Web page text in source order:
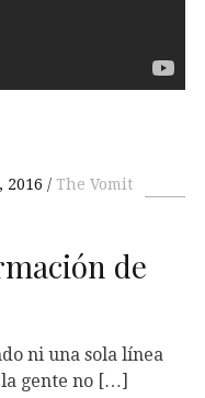
2016 The Vomit
de
ni una sola línea
gente no […]